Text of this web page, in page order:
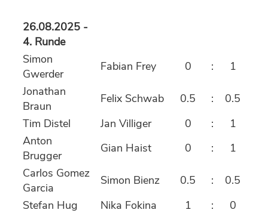
26.08.2025 -
4. Runde
Simon
Gwerder
Fabian Frey 0 :
1
Jonathan
Braun
Felix Schwab 0.5 :
0.5
Tim Distel
Jan Villiger 0 :
1
Anton
Brugger
Gian Haist 0 :
1
Carlos Gomez
Garcia
Simon Bienz 0.5 :
0.5
Stefan Hug
Nika Fokina 1 :
0